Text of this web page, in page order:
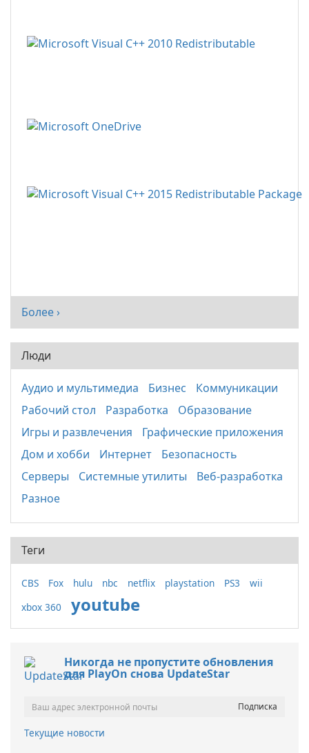
Более ›
Люди
Аудио и мультимедиа Бизнес
Коммуникации
Рабочий стол
Разработка
Образование
Игры и развлечения
Графические приложения
Дом и хобби
Интернет
Безопасность
Серверы
Системные утилиты
Веб-разработка
Разное
Теги
CBS Fox hulu nbc netflix playstation PS3
wii
xbox 360
youtube
Никогда не пропустите обновления
для PlayOn снова UpdateStar
Текущие новости